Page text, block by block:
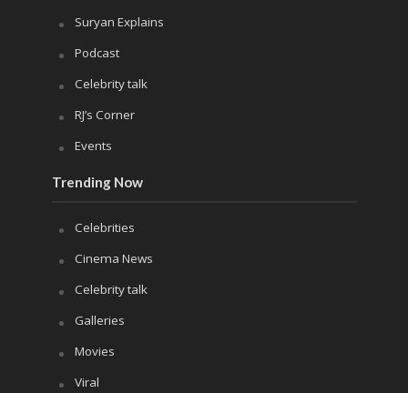
Suryan Explains
Podcast
Celebrity talk
RJ’s Corner
Events
Trending Now
Celebrities
Cinema News
Celebrity talk
Galleries
Movies
Viral